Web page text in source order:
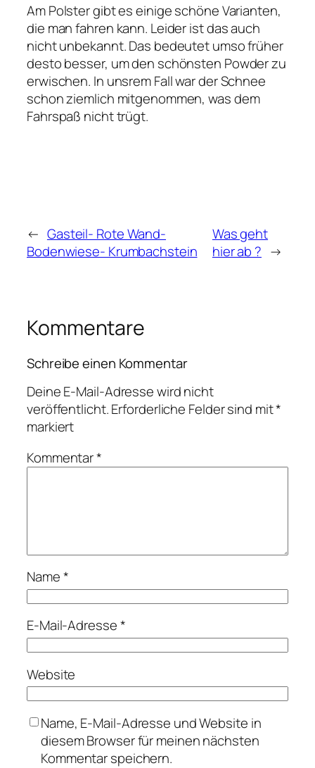
Am Polster gibt es einige schöne Varianten,
die man fahren kann. Leider ist das auch
nicht unbekannt. Das bedeutet umso früher
desto besser, um den schönsten Powder zu
erwischen. In unsrem Fall war der Schnee
schon ziemlich mitgenommen, was dem
Fahrspaß nicht trügt.
← Gasteil- Rote Wand-
Bodenwiese- Krumbachstein
Was geht
hier ab ? →
Kommentare
Schreibe einen Kommentar
Deine E-Mail-Adresse wird nicht
veröffentlicht.Erforderliche Felder sind mit*
markiert
Kommentar*
Name*
E-Mail-Adresse*
Website
Name, E-Mail-Adresse und Website in
diesem Browser für meinen nächsten
Kommentar speichern.